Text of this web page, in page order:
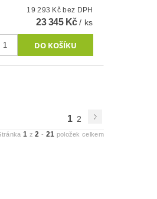
19 293 Kč bez DPH
23 345 Kč/ ks
1 2
1 z2 - 21 položek celkem